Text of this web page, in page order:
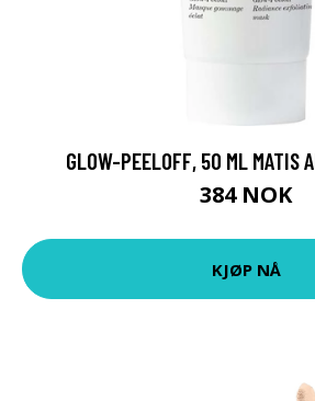
GLOW-PEELOFF, 50 ML MATIS
384 NOK
KJØP NÅ